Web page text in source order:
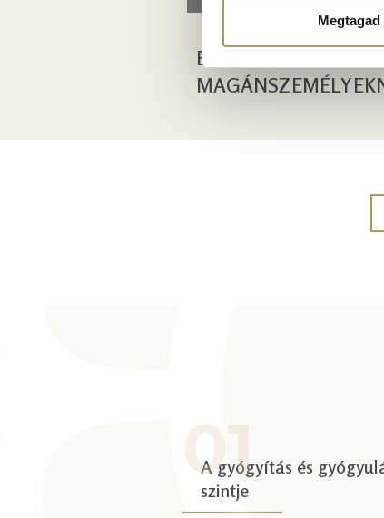
weboldalhasználatra
Megtagad
ÉVES KÁRTYÁK
A gyógyítás és
szintje